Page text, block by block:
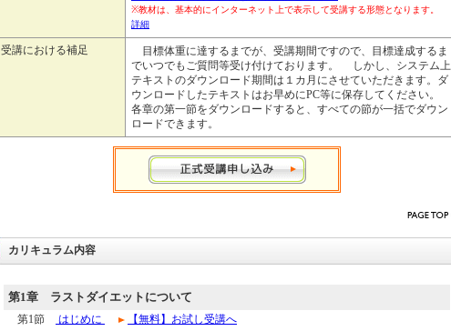
※教材は、基本的にインターネット上で表示して受講する形態となります。
詳細
受講における補足
目標体重に達するまでが、受講期間ですので、目標達成するま
でいつでもご質問等受け付けております。 しかし、システム上
テキストのダウンロード期間は１カ月にさせていただきます。ダ
ウンロードしたテキストはお早めにPC等に保存してください。
各章の第一節をダウンロードすると、すべての節が一括でダウン
ロードできます。
カリキュラム内容
第1章 ラストダイエットについて
第1節 はじめに
【無料】お試し受講へ